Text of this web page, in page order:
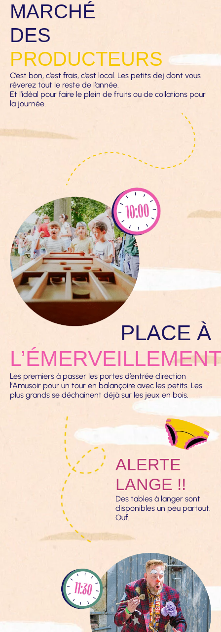
MARCHÉ
DES
PRODUCTEURS
C’est bon, c’est frais, c’est local. Les petits dej dont vous
rêverez tout le reste de l’année.
Et l’idéal pour faire le plein de fruits ou de collations pour
la journée.
PLACE À
Les premiers à passer les portes d’entrée direction
l’Amusoir pour un tour en balançoire avec les petits. Les
plus grands se déchainent déjà sur les jeux en bois.
ALERTE
LANGE !!
Des tables à langer sont
Ouf.